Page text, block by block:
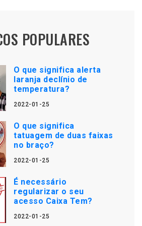
POPULARES
O que significa alerta
laranja declínio de
temperatura?
2022-01-25
O que significa
tatuagem de duas faixas
no braço?
2022-01-25
É necessário
regularizar o seu
acesso Caixa Tem?
2022-01-25